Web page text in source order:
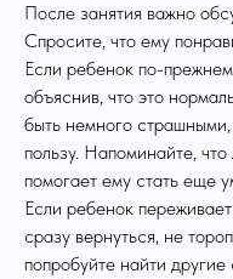
После занятия важно
Спросите, что ему
Если ребенок по-
объяснив, что это
быть немного
пользу. Напоминайте,
помогает ему стать еще
Если ребенок
сразу вернуться, не
попробуйте найти